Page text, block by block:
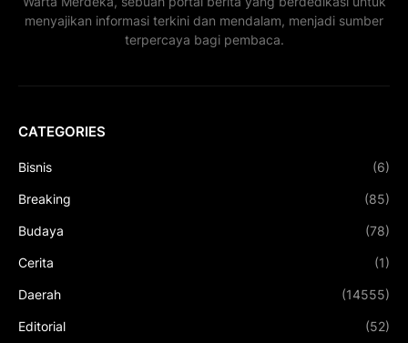
menyajikan informasi terkini dan mendalam, menjadi sumber
terpercaya bagi pembaca.
CATEGORIES
Bisnis (6)
Breaking (85)
Budaya (78)
Cerita (1)
Daerah (14555)
Editorial (52)